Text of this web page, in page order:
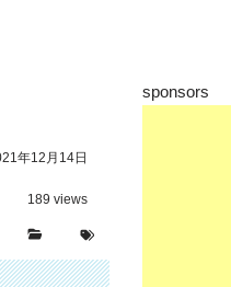
年12月14日
189 views
sponsors